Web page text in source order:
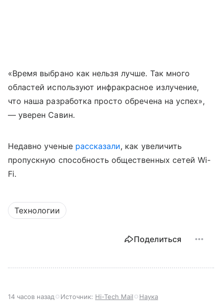
«Время выбрано как нельзя лучше. Так много
областей используют инфракрасное излучение,
что наша разработка просто обречена на успех»,
— уверен Савин.
Недавно ученые рассказали, как увеличить
пропускную способность общественных сетейWi-
Fi.
Технологии
Поделиться
14 часов назад Источник: Hi-Tech Mail Наука